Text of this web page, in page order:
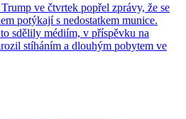
ve čtvrtek popřel zprávy, že se
potýkají s nedostatkem munice.
sdělily médiím, v příspěvku na
stíháním a dlouhým pobytem ve